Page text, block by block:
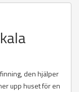
den hjälper
upp huset för en